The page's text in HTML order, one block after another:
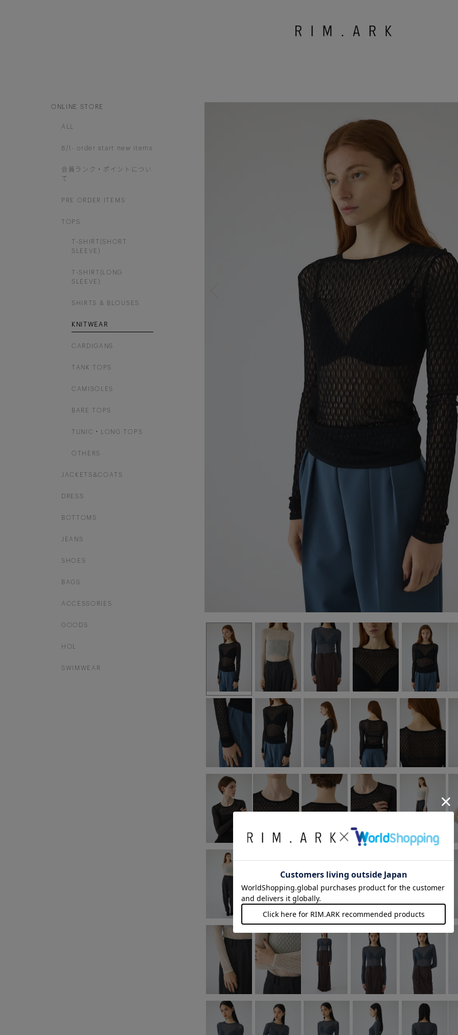
ONLINE STORE
ALL
8/1- order start new items
会員ランク・ポイントについ
て
PRE ORDER ITEMS
TOPS
T-SHIRT(SHORT
SLEEVE)
T-SHIRT(LONG
SLEEVE)
SHIRTS & BLOUSES
KNITWEAR
CARDIGANS
TANK TOPS
CAMISOLES
BARE TOPS
TUNIC・LONG TOPS
OTHERS
JACKETS&COATS
DRESS
BOTTOMS
JEANS
SHOES
BAGS
ACCESSORIES
GOODS
HOL
SWIMWEAR